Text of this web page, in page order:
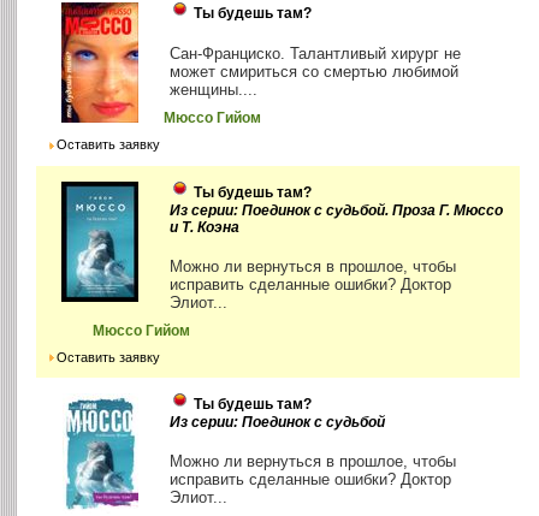
Ты будешь там?
Сан-Франциско. Талантливый хирург не
может смириться со смертью любимой
женщины....
Мюссо Гийом
Оставить заявку
Ты будешь там?
Из серии: Поединок с судьбой. Проза Г. Мюссо
и Т. Коэна
Можно ли вернуться в прошлое, чтобы
исправить сделанные ошибки? Доктор
Элиот...
Мюссо Гийом
Оставить заявку
Ты будешь там?
Из серии: Поединок с судьбой
Можно ли вернуться в прошлое, чтобы
исправить сделанные ошибки? Доктор
Элиот...